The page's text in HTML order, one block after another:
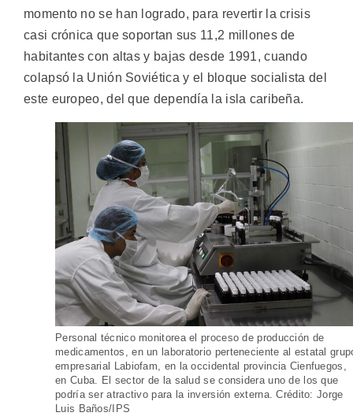
momento no se han logrado, para revertir la crisis
casi crónica que soportan sus 11,2 millones de
habitantes con altas y bajas desde 1991, cuando
colapsó la Unión Soviética y el bloque socialista del
este europeo, del que dependía la isla caribeña.
Personal técnico monitorea el proceso de producción de
medicamentos, en un laboratorio perteneciente al estatal
empresarial Labiofam, en la occidental provincia Cienfuegos,
en Cuba. El sector de la salud se considera uno de los que
podría ser atractivo para la inversión externa. Crédito: Jorge
Luis Baños/IPS